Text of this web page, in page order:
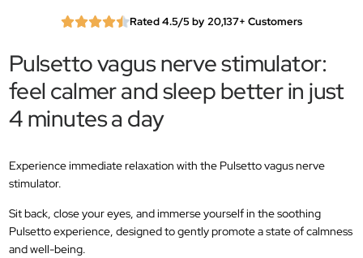
Rated 4.5/5 by 20,137+ Customers
Pulsetto vagus nerve stimulator:
feel calmer and sleep better in just
4 minutes a day
Experience immediate relaxation with the Pulsetto vagus nerve
stimulator.
Sit back, close your eyes, and immerse yourself in the soothing
Pulsetto experience, designed to gently promote a state of calmness
and well-being.